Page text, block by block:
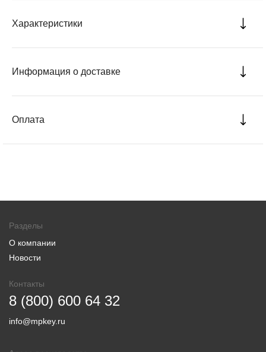
Характеристики
Информация о доставке
Оплата
Разделы
О компании
Новости
Контакты
8 (800) 600 64 32
info@mpkey.ru